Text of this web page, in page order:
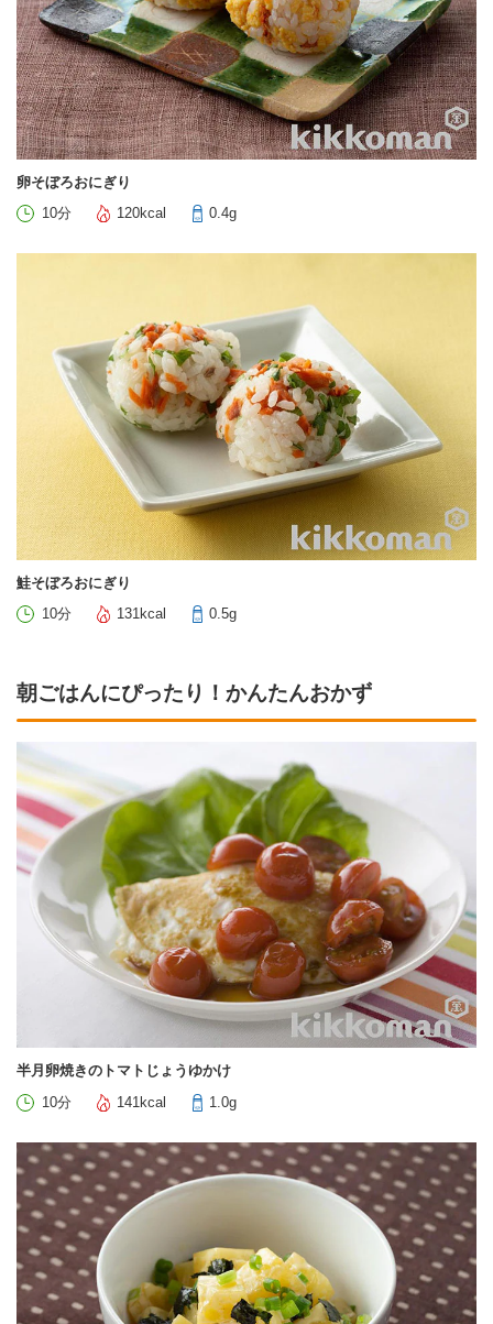
卵そぼろおにぎり
10分
120kcal 0.4g
鮭そぼろおにぎり
10分
131kcal 0.5g
朝ごはんにぴったり！かんたんおかず
半月卵焼きのトマトじょうゆかけ
10分
141kcal 1.0g